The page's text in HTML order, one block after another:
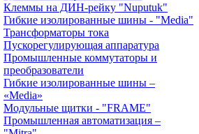
Клеммы на ДИН-рейку "Nuputuk"
Гибкие изолированные шины - "Media"
Трансформаторы тока
Пускорегулирующая аппаратура
Промышленные коммутаторы и
преобразователи
Гибкие изолированные шины –
«Media»
Модульные щитки - "FRAME"
Промышленная автоматизация –